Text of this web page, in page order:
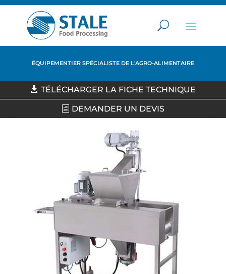
ÉQUIPEMENTIER SPÉCIALISTE DE L'AGRO-ALIMENTAIRE
TÉLÉCHARGER LA FICHE TECHNIQUE
DEMANDER UN DEVIS